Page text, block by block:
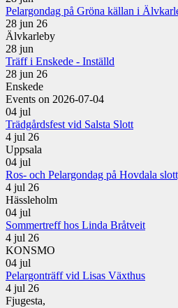
Pelargondag på Gröna källan i
28 jun 26
Älvkarleby
28 jun
Träff i Enskede - Inställd
28 jun 26
Enskede
Events on 2026-07-04
04 jul
Trädgårdsfest vid Salsta Slott
4 jul 26
Uppsala
04 jul
Ros- och Pelargondag på Hovdala
4 jul 26
Hässleholm
04 jul
Sommertreff hos Linda Bråtveit
4 jul 26
KONSMO
04 jul
Pelargonträff vid Lisas Växthus
4 jul 26
Fjugesta,